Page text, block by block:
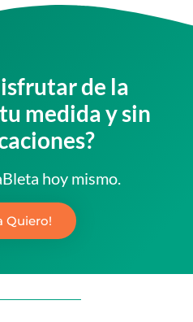
de la
medida y sin
hoy mismo.
Quiero!